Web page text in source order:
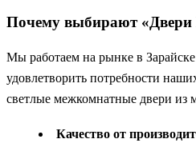
Почему выбирают «Двери
Мы работаем на рынке в
удовлетворить потребности
светлые межкомнатные двери из
Качество от